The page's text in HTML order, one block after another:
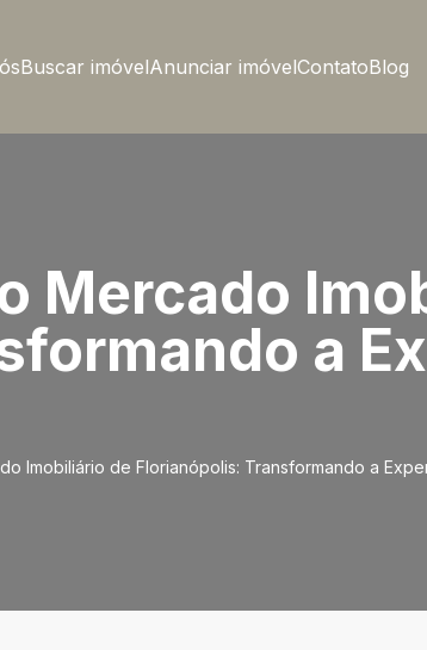
Buscar imóvelAnunciar imóvelContatoBlog
Mercado
a
Imobiliário de Florianópolis: Transformando a